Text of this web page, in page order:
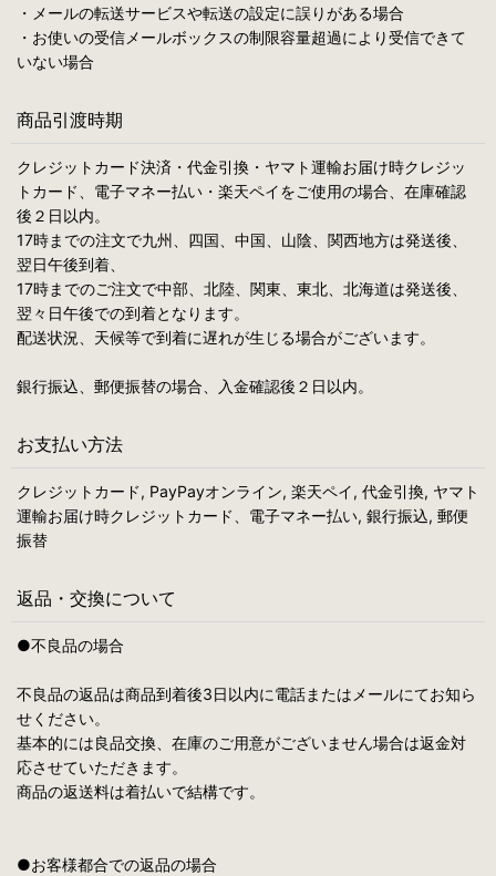
・メールの転送サービスや転送の設定に誤りがある場合
・お使いの受信メールボックスの制限容量超過により受信できて
いない場合
商品引渡時期
クレジットカード決済・代金引換・ヤマト運輸お届け時クレジッ
トカード、電子マネー払い・楽天ペイをご使用の場合、在庫確認
後２日以内。
17時までの注文で九州、四国、中国、山陰、関西地方は発送後、
翌日午後到着、
17時までのご注文で中部、北陸、関東、東北、北海道は発送後、
翌々日午後での到着となります。
配送状況、天候等で到着に遅れが生じる場合がございます。
銀行振込、郵便振替の場合、入金確認後２日以内。
お支払い方法
クレジットカード, PayPayオンライン, 楽天ペイ, 代金引換, ヤマト
運輸お届け時クレジットカード、電子マネー払い, 銀行振込, 郵便
振替
返品・交換について
●不良品の場合
不良品の返品は商品到着後3日以内に電話またはメールにてお知ら
せください。
基本的には良品交換、在庫のご用意がございません場合は返金対
応させていただきます。
商品の返送料は着払いで結構です。
●お客様都合での返品の場合